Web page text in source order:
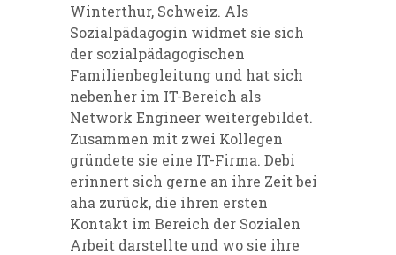
Winterthur, Schweiz. Als
Sozialpädagogin widmet sie sich
der sozialpädagogischen
Familienbegleitung und hat sich
nebenher im IT-Bereich als
Network Engineer weitergebildet.
Zusammen mit zwei Kollegen
gründete sie eine IT-Firma. Debi
erinnert sich gerne an ihre Zeit bei
aha zurück, die ihren ersten
Kontakt im Bereich der Sozialen
Arbeit darstellte und wo sie ihre